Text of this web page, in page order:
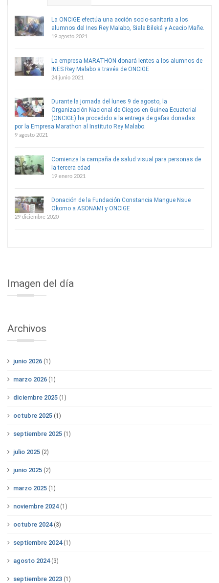
La ONCIGE efectúa una acción socio-sanitaria a los
alumnos del Ines Rey Malabo, Siale Bileká y Acacio Mañe.
19 agosto 2021
La empresa MARATHON donará lentes a los alumnos de
INES Rey Malabo a través de ONCIGE
24 junio 2021
Durante la jornada del lunes 9 de agosto, la
Organización Nacional de Ciegos en Guinea Ecuatorial
(ONCIGE) ha procedido a la entrega de gafas donadas
por la Empresa Marathon al Instituto Rey Malabo.
9 agosto 2021
Comienza la campaña de salud visual para personas de
la tercera edad
19 enero 2021
Donación de la Fundación Constancia Mangue Nsue
Okomo a ASONAMI y ONCIGE
29 diciembre 2020
Imagen del día
Archivos
junio 2026 (1)
marzo 2026 (1)
diciembre 2025 (1)
octubre 2025 (1)
septiembre 2025 (1)
julio 2025 (2)
junio 2025 (2)
marzo 2025 (1)
noviembre 2024(1)
octubre 2024(3)
septiembre 2024(1)
agosto 2024(3)
septiembre 2023 (1)